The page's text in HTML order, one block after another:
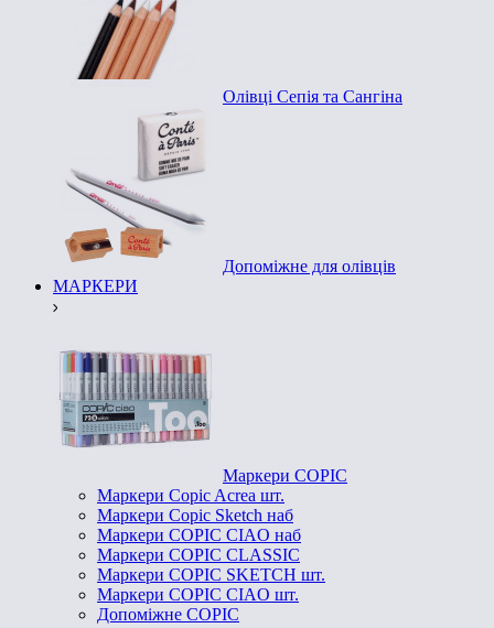
Олівці Сепія та Сангіна
Допоміжне для олівців
МАРКЕРИ
Маркери COPIC
Маркери Copic Acrea шт.
Маркери Copic Sketch наб
Маркери COPIC CIAO наб
Маркери COPIC CLASSIC
Маркери COPIC SKETCH шт.
Маркери COPIC CIAO шт.
Допоміжне COPIC